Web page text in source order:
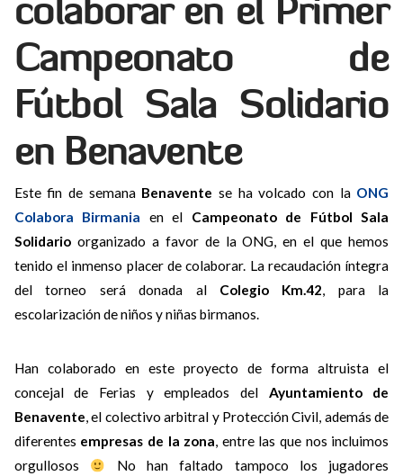
Campeonato de
Fútbol Sala Solidario
en Benavente
Este fin de semana Benavente se ha volcado con la ONG
Colabora Birmania en el Campeonato de Fútbol Sala
Solidarioorganizado a favor de la ONG, en el que hemos
tenido el inmenso placer de colaborar. La recaudación íntegra
del torneo será donada al Colegio Km.42, para la
escolarización de niños y niñas birmanos.
Han colaborado en este proyecto de forma altruista el
concejal de Ferias y empleados del Ayuntamiento de
Benavente, el colectivo arbitral y Protección Civil, además de
diferentes empresas de la zona, entre las que nos incluimos
orgullosos
No han faltado tampoco los jugadores